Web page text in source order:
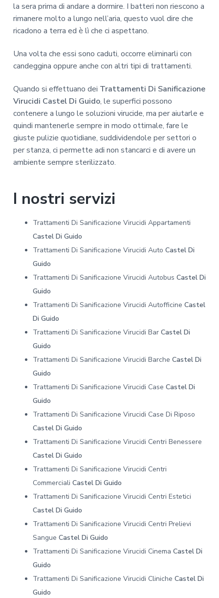
la sera prima di andare a dormire. I batteri non riescono a
rimanere molto a lungo nell’aria, questo vuol dire che
ricadono a terra ed è lì che ci aspettano.
Una volta che essi sono caduti, occorre eliminarli con
candeggina oppure anche con altri tipi di trattamenti.
Quando si effettuano dei Trattamenti Di Sanificazione
Virucidi Castel Di Guido, le superfici possono
contenere a lungo le soluzioni virucide, ma per aiutarle e
quindi mantenerle sempre in modo ottimale, fare le
giuste pulizie quotidiane, suddividendole per settori o
per stanza, ci permette adi non stancarci e di avere un
ambiente sempre sterilizzato.
I nostri servizi
Trattamenti Di Sanificazione Virucidi Appartamenti
Castel Di Guido
Trattamenti Di Sanificazione Virucidi Auto Castel Di
Guido
Trattamenti Di Sanificazione Virucidi Autobus Castel Di
Guido
Trattamenti Di Sanificazione Virucidi Autofficine Castel
Di Guido
Trattamenti Di Sanificazione Virucidi Bar Castel Di
Guido
Trattamenti Di Sanificazione Virucidi Barche Castel Di
Guido
Trattamenti Di Sanificazione Virucidi Case Castel Di
Guido
Trattamenti Di Sanificazione Virucidi Case Di Riposo
Castel Di Guido
Trattamenti Di Sanificazione Virucidi Centri Benessere
Castel Di Guido
Trattamenti Di Sanificazione Virucidi Centri
Commerciali Castel Di Guido
Trattamenti Di Sanificazione Virucidi Centri Estetici
Castel Di Guido
Trattamenti Di Sanificazione Virucidi Centri Prelievi
Sangue Castel Di Guido
Trattamenti Di Sanificazione Virucidi Cinema Castel Di
Guido
Trattamenti Di Sanificazione Virucidi Cliniche Castel Di
Guido